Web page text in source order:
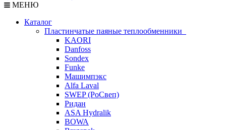
МЕНЮ
Каталог
Пластинчатые паяные теплообменники
KAORI
Danfoss
Sondex
Funke
Машимпэкс
Alfa Laval
SWEP (РоСвеп)
Ридан
ASA Hydralik
BOWA